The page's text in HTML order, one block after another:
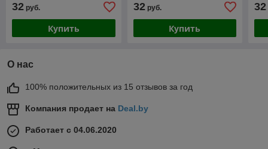
32 руб.
Купить
32руб.
Купить
32
О нас
100% положительных из 15 отзывов за год
Компания продает на Deal.by
Работает с 04.06.2020